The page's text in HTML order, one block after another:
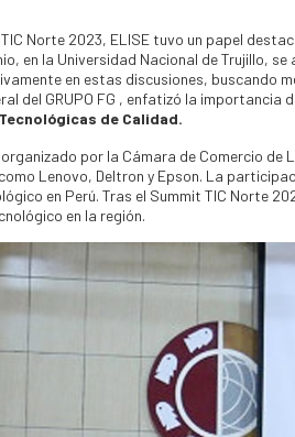
TIC Norte 2023, ELISE tuvo un papel
en la Universidad Nacional de Trujillo,
en estas discusiones, buscando
del GRUPO FG , enfatizó la
de Calidad.
por la Cámara de Comercio
Lenovo, Deltron y Epson. La
en Perú. Tras el Summit TIC Norte
en la región.